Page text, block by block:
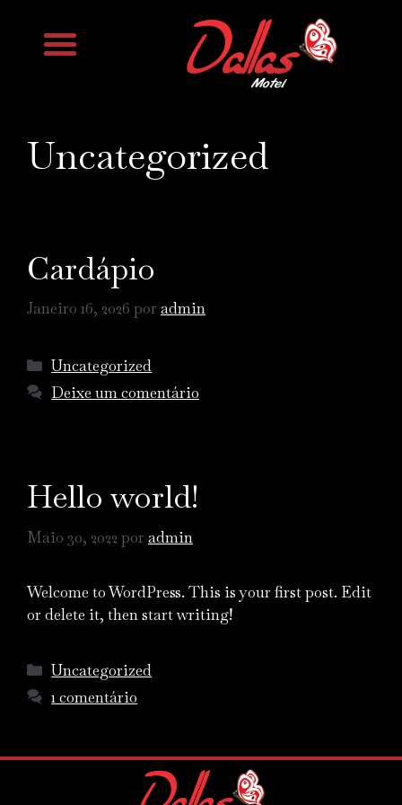
Uncategorized
Cardápio
Janeiro 16, 2026 por admin
Uncategorized
Deixe um comentário
Hello world!
Maio 30, 2022 por admin
Welcome to WordPress. This is your first post. Edit
or delete it, then start writing!
Uncategorized
1 comentário